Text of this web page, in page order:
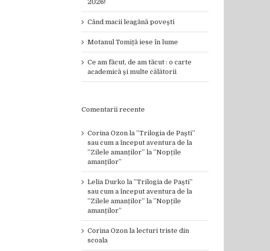
2026!
Când macii leagănă povești
Motanul Tomiță iese în lume
Ce am făcut, de am tăcut : o carte
academică și multe călătorii
Comentarii recente
Corina Ozon la ”Trilogia de Paști”
sau cum a început aventura de la
”Zilele amanților” la ”Nopțile
amanților”
Lelia Durko la ”Trilogia de Paști”
sau cum a început aventura de la
”Zilele amanților” la ”Nopțile
amanților”
Corina Ozon la lecturi triste din
scoala